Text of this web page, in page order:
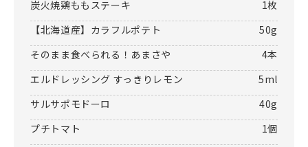
炭火焼鶏ももステーキ
1枚
【北海道産】カラフルポテト
50g
そのまま食べられる！あまさや
4本
エルドレッシング すっきりレモン
5ml
サルサポモドーロ
40g
プチトマト
1個